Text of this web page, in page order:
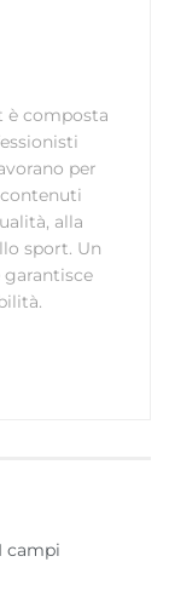
di
contenuti
Sempre attivo
è composta
per
alla
sport. Un
I campi